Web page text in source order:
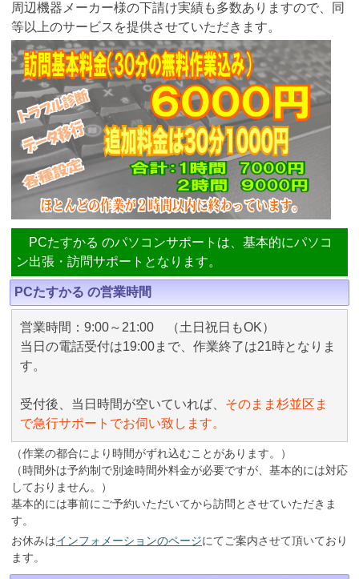
周辺機器メーカー様の下請け実績も多数ありますので、同
等以上のサービスを提供させていただきます。
PCたすかる のパソコンサポートは、基本的にパソコ
ン出張・訪問サポートとなります。
PCたすかる の営業時間
営業時間：9:00～21:00 （土日祝日もOK）
当日の電話受付は19:00まで、作業終了は21時となりま
す。
受付後、当日時間が空いていれば、 そのまま杉並区ま
で急行サポートでお伺い致します。
（作業の都合により時間がずれ込むことがあります。）
（時間外は予約制で別途時間外料金が必要ですが、基本的には対応
しておりません。）
基本的には事前にご予約いただいてから訪問とさせていただきま
す。
お休みはインフォメーションのページにてご案内させて頂いており
ます。